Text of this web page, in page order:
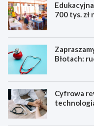
700 tys. zł
Błotach:
Cyfrowa